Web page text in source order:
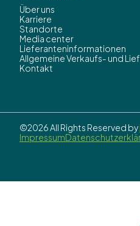
Über uns
Karriere
Standorte
Media center
Lieferanteninformationen
Allgemeine Verkaufs- und
Kontakt
©2026 All Rights Reserved by
Impressum